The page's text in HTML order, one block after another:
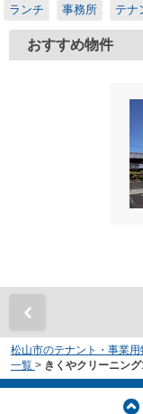
ランチ 事務所 テナ
おすすめ物件
松山市のテナント・事業
一覧 > きくやクリーニン